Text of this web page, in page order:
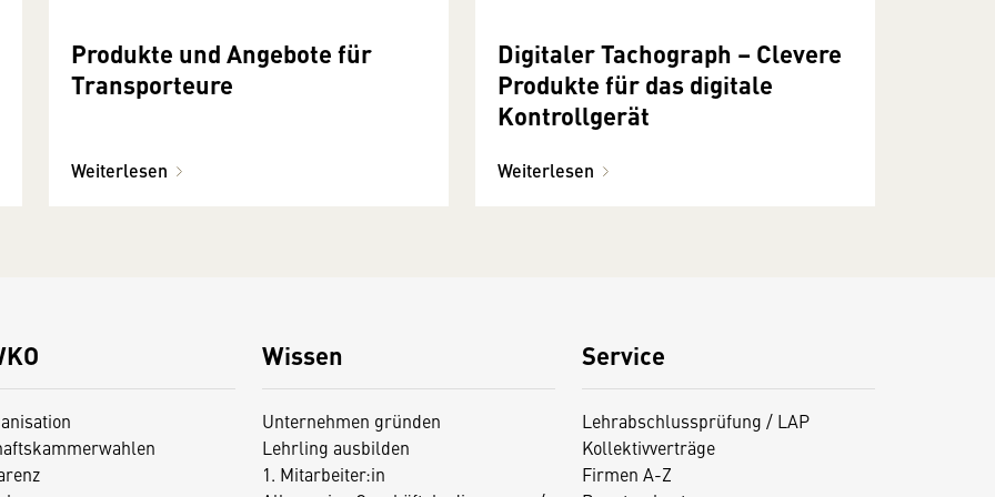
Produkte und Angebote für
Transporteure
Weiterlesen
Digitaler Tachograph – Clevere
Produkte für das digitale
Kontrollgerät
Weiterlesen
Wissen
Unternehmen gründen
Lehrling ausbilden
1. Mitarbeiter:in
Service
Lehrabschlussprüfung / LAP
Kollektivverträge
Firmen A-Z